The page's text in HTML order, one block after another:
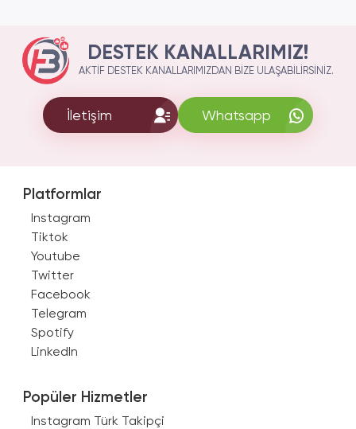
DESTEK KANALLARIMIZ!
AKTIF DESTEK KANALLARIMIZDAN BIZE ULAŞABILIRSINIZ.
İletişim Whatsapp
Platformlar
Instagram
Tiktok
Youtube
Twitter
Facebook
Telegram
Spotify
LinkedIn
Popüler Hizmetler
Instagram Türk Takipçi